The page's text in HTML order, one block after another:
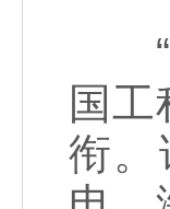
“面
国
衔。